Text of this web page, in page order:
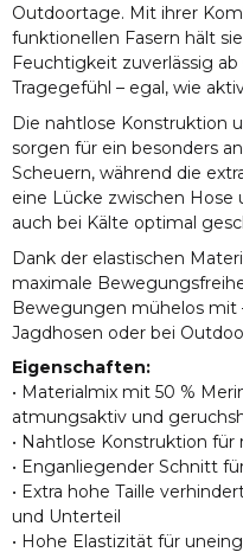
Outdoortage. Mit ihrer
funktionellen Fasern hält
Feuchtigkeit zuverlässig
Tragegefühl – egal, wie
Die nahtlose Konstruktion
sorgen für ein besonders
Scheuern, während die
eine Lücke zwischen Hose
auch bei Kälte optimal
Dank der elastischen
maximale
Bewegungen mühelos mit
Jagdhosen oder bei
Eigenschaften:
• Materialmix mit 50 %
atmungsaktiv und
• Nahtlose Konstruktion
• Enganliegender Schnitt
• Extra hohe Taille
und Unterteil
• Hohe Elastizität für